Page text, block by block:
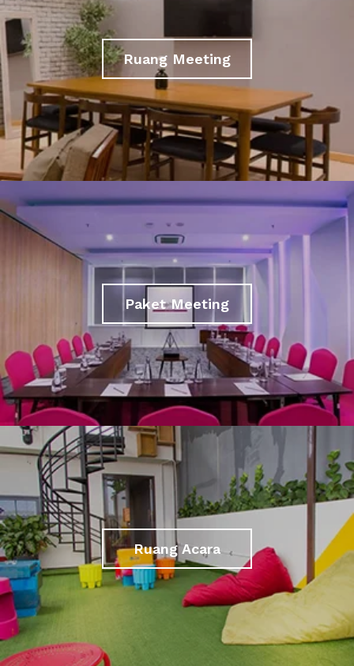
Ruang Meeting
Paket Meeting
Ruang Acara